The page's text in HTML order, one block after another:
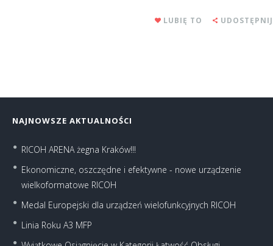
LUBIĘ TO UDOSTĘPNIJ
NAJNOWSZE AKTUALNOŚCI
RICOH ARENA żegna Kraków!!!
Ekonomiczne, oszczędne i efektywne - nowe urządzenie
wielkoformatowe RICOH
Medal Europejski dla urządzeń wielofunkcyjnych RICOH
Linia Roku A3 MFP